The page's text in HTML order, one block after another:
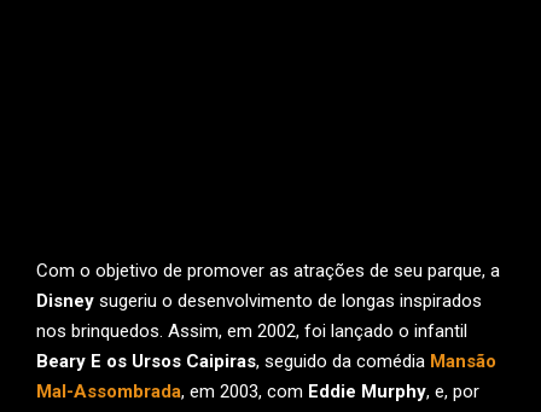
Com o objetivo de promover as atrações de seu parque, a
Disney sugeriu o desenvolvimento de longas inspirados
nos brinquedos. Assim, em 2002, foi lançado o infantil
Beary E os Ursos Caipiras, seguido da comédia Mansão
Mal-Assombrada, em 2003, com Eddie Murphy, e, por